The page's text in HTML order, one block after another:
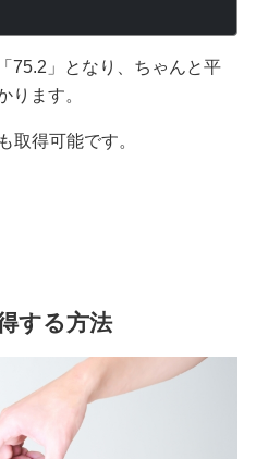
75.2」となり、ちゃんと平
ります。
取得可能です。
する方法